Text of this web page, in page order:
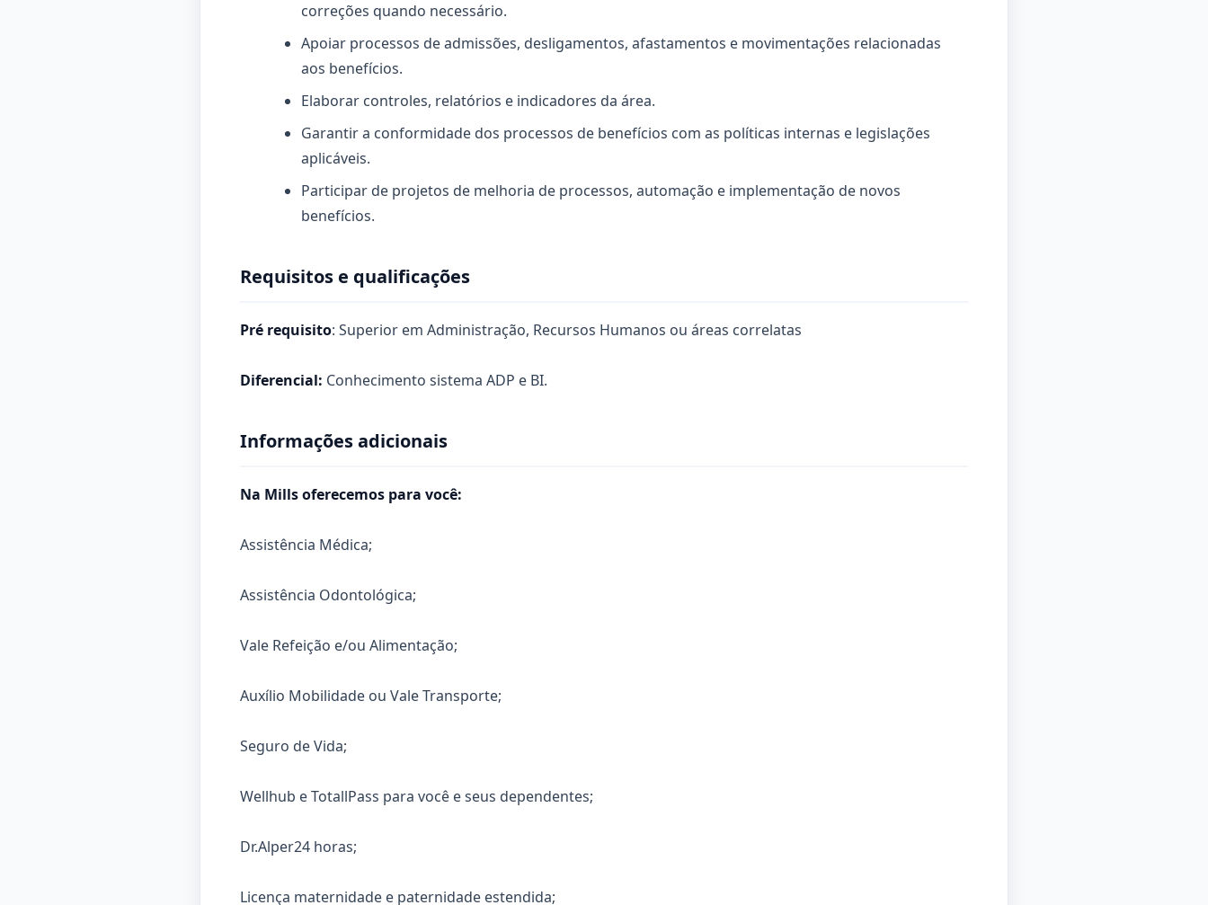
correções quando necessário.
Apoiar processos de admissões, desligamentos, afastamentos e movimentações relacionadas
aos benefícios.
Elaborar controles, relatórios e indicadores da área.
Garantir a conformidade dos processos de benefícios com as políticas internas e legislações
aplicáveis.
Participar de projetos de melhoria de processos, automação e implementação de novos
benefícios.
Requisitos e qualificações
Pré requisito: Superior em Administração, Recursos Humanos ou áreas correlatas
Diferencial: Conhecimento sistema ADP e BI.
Informações adicionais
Na Mills oferecemos para você:
Assistência Médica;
Assistência Odontológica;
Vale Refeição e/ou Alimentação;
Auxílio Mobilidade ou Vale Transporte;
Seguro de Vida;
Wellhub e TotallPass para você e seus dependentes;
Dr.Alper24 horas;
Licença maternidade e paternidade estendida;